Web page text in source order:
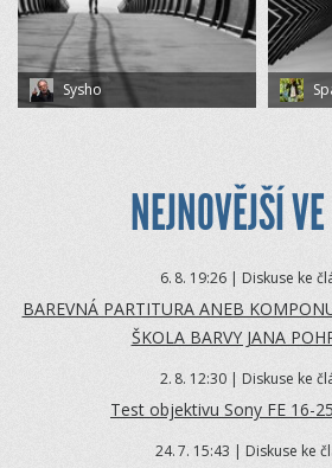
Sysho
NEJNOVĚJŠÍ
6. 8. 19:26 | Diskuse ke
BAREVNÁ PARTITURA ANEB
ŠKOLA BARVY JANA
2. 8. 12:30 | Diskuse ke
Test objektivu Sony FE 16-
24.7. 15:43 | Diskuse ke